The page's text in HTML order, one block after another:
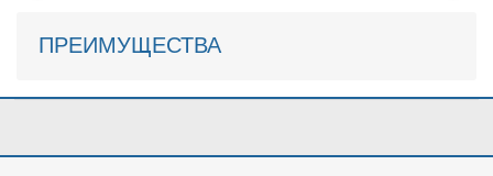
ПРЕИМУЩЕСТВА